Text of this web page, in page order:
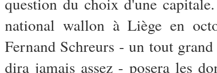
national wallon à Liège en
Fernand Schreurs - un tout
dira jamais assez - posera les